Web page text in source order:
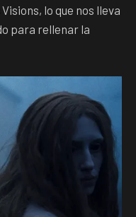
lo que nos lleva
para rellenar la